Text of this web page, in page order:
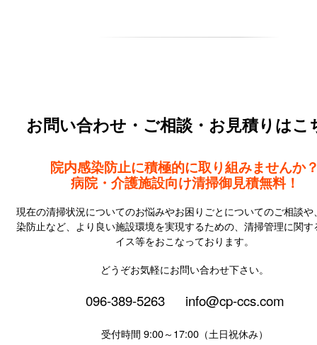
お問い合わせ・ご相談・お見積りはこ
院内感染防止に積極的に取り組みませんか
病院・介護施設向け清掃御見積無料！
現在の清掃状況についてのお悩みやお困りごとについてのご相談や
染防止など、より良い施設環境を実現するための、清掃管理に関す
イス等をおこなっております。
どうぞお気軽にお問い合わせ下さい。
096-389-5263 info@cp-ccs.com
受付時間 9:00～17:00（土日祝休み）